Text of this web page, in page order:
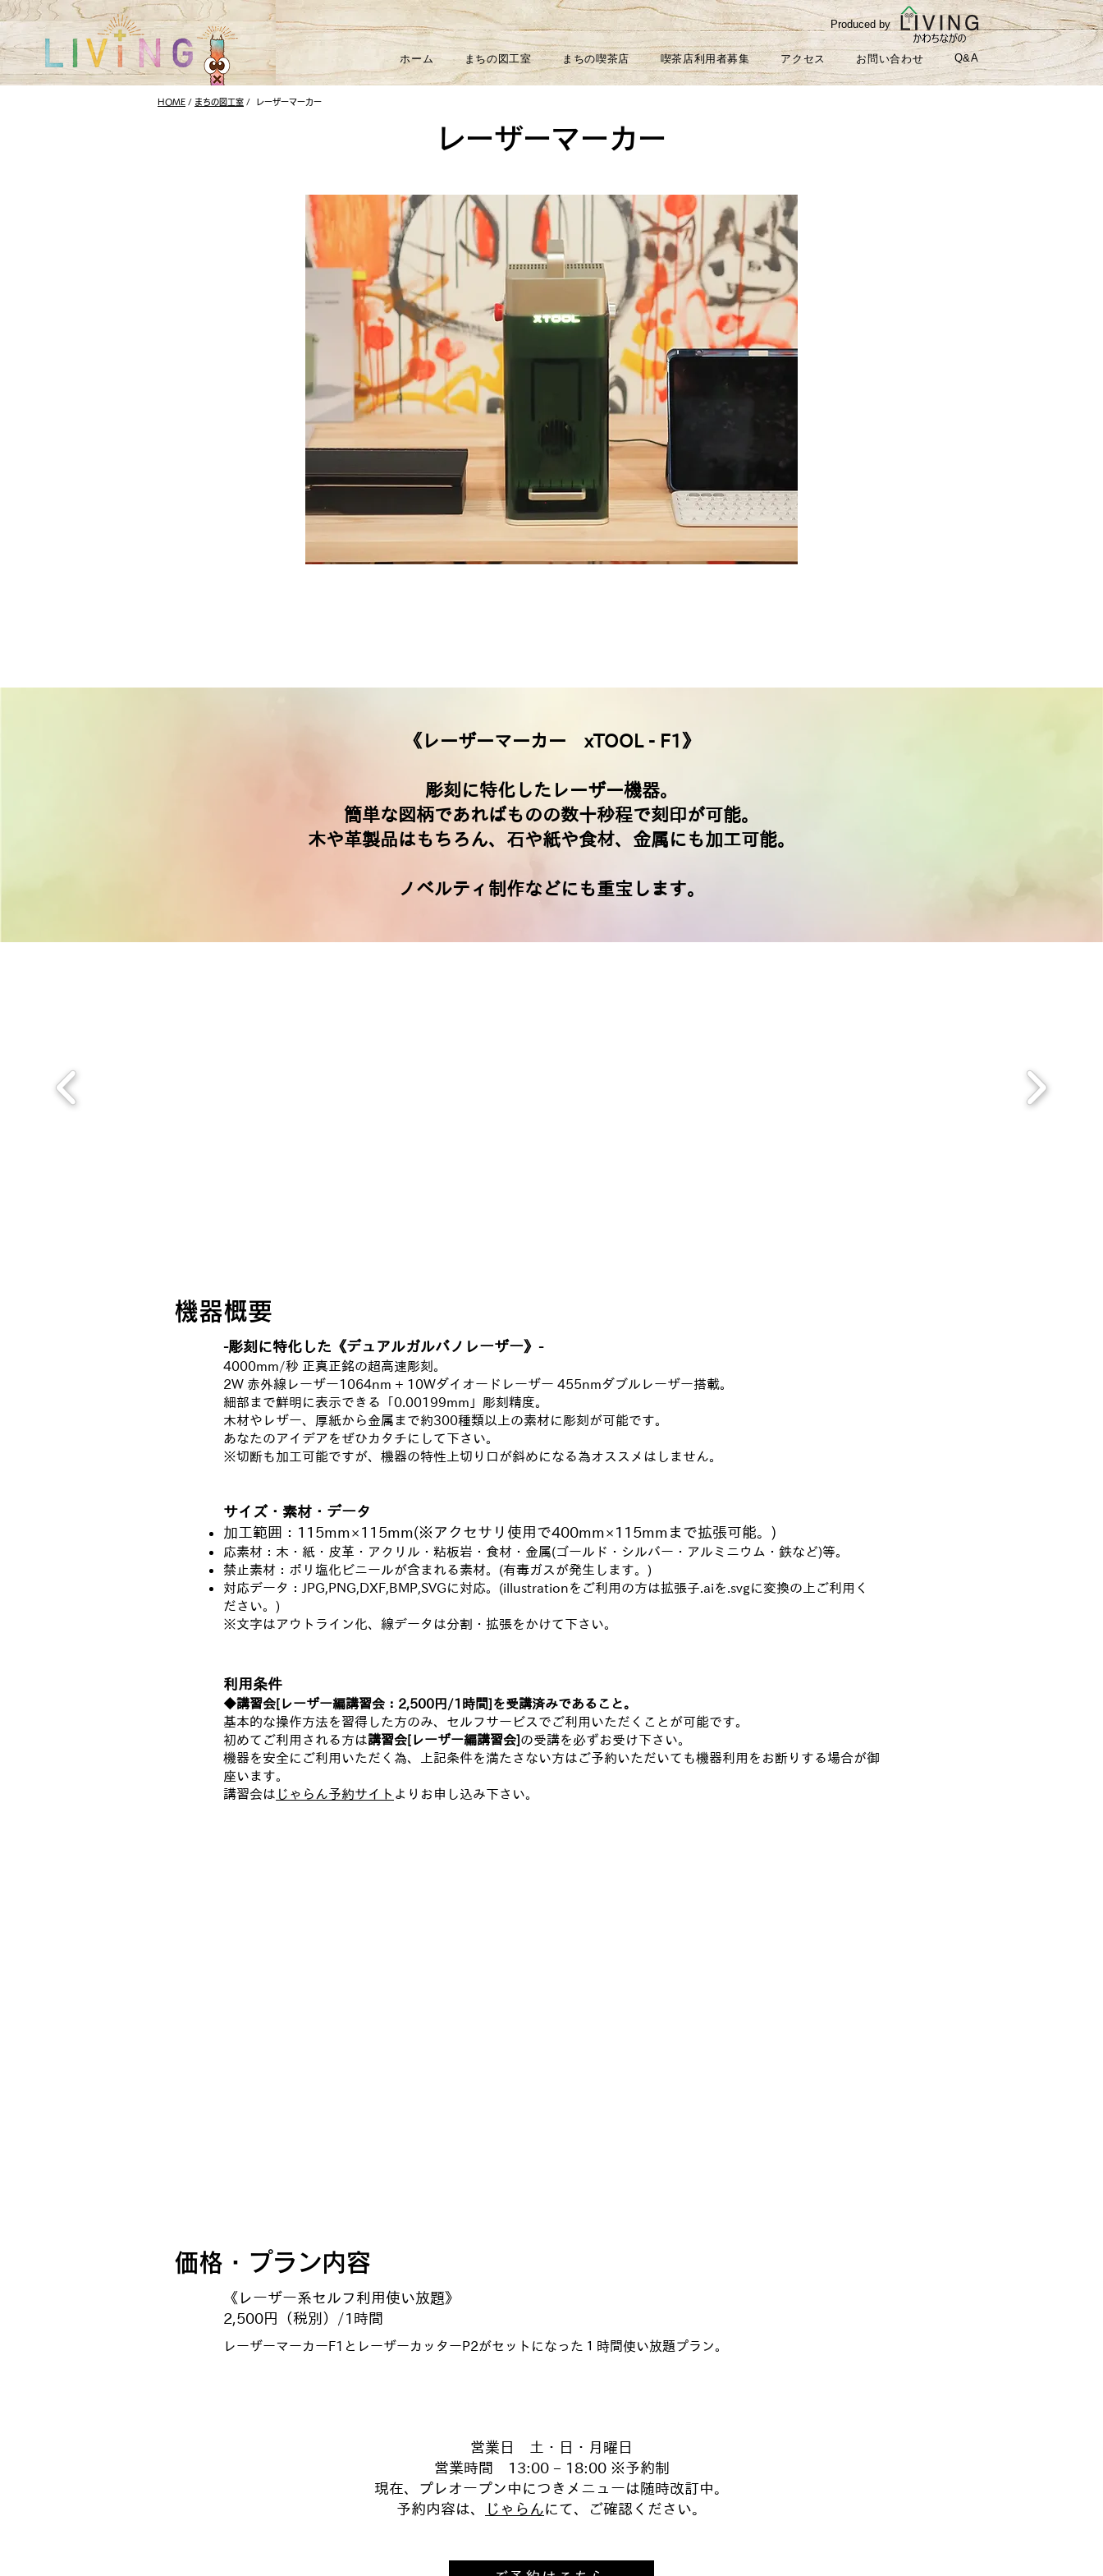
Produced by
ホーム まちの図工室 まちの喫茶店 喫茶店利用者募集 アクセス お問い合わせ Q&A
HOME / まちの図工室 / レーザーマーカー
レーザーマーカー
《レーザーマーカー xTOOL - F1》
彫刻に特化したレーザー機器。
簡単な図柄であればものの数十秒程で刻印が可能。
木や革製品はもちろん、石や紙や食材、金属にも加工可能。
ノベルティ制作などにも重宝します。
機器概要
-彫刻に特化した《デュアルガルバノレーザー》-
4000mm/秒 正真正銘の超高速彫刻。
2W 赤外線レーザー1064nm + 10Wダイオードレーザー 455nmダブルレーザー搭載。
細部まで鮮明に表示できる「0.00199mm」彫刻精度。
木材やレザー、厚紙から金属まで約300種類以上の素材に彫刻が可能です。
あなたのアイデアをぜひカタチにして下さい。
※切断も加工可能ですが、機器の特性上切り口が斜めになる為オススメはしません。
サイズ・素材・データ
加工範囲：115mm×115mm(※アクセサリ使用で400mm×115mmまで拡張可能。)
応素材：木・紙・皮革・アクリル・粘板岩・食材・金属(ゴールド・シルバー・アルミニウム・鉄など)等。
禁止素材：ポリ塩化ビニールが含まれる素材。(有毒ガスが発生します。)
対応データ：JPG,PNG,DXF,BMP,SVGに対応。(illustrationをご利用の方は拡張子.aiを.svgに変換の上ご利用く
ださい。)
※文字はアウトライン化、線データは分割・拡張をかけて下さい。
利用条件
◆講習会[レーザー編講習会：2,500円/1時間]を受講済みであること。
基本的な操作方法を習得した方のみ、セルフサービスでご利用いただくことが可能です。
初めてご利用される方は講習会[レーザー編講習会]の受講を必ずお受け下さい。
機器を安全にご利用いただく為、上記条件を満たさない方はご予約いただいても機器利用をお断りする場合が御
座います。
講習会は じゃらん予約サイト よりお申し込み下さい。
価格・プラン内容
《レーザー系セルフ利用使い放題》
2,500円（税別）/1時間
レーザーマーカーF1とレーザーカッターP2がセットになった１時間使い放題プラン。
営業日 土・日・月曜日
営業時間 13:00 – 18:00 ※予約制
現在、プレオープン中につきメニューは随時改訂中。
予約内容は、
じゃらんにて、ご確認ください。